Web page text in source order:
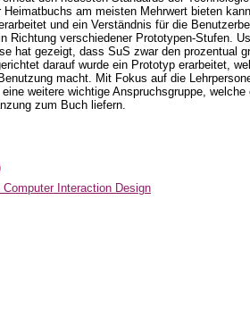
am meisten Mehrwert bieten
und ein Verständnis für die
Richtung verschiedener Prototypen-Stufen.
hat gezeigt, dass SuS zwar den prozentual
darauf wurde ein Prototyp erarbeitet,
macht. Mit Fokus auf die
weitere wichtige Anspruchsgruppe,
zum Buch liefern.
Interaction Design